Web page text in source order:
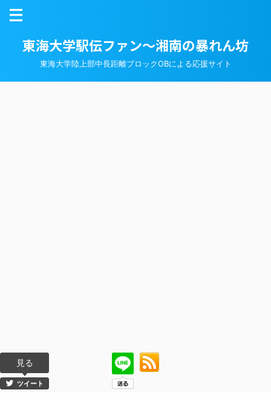
東海大学駅伝ファン～湘南の暴れん坊
東海大学陸上部中長距離ブロックOBによる応援サイト
見る
ツイート